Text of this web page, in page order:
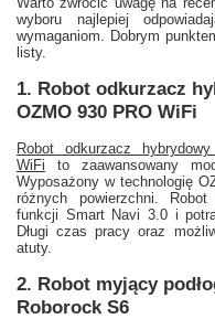
wyboru najlepiej
wymaganiom. Dobrym
listy.
1. Robot odkurzacz
OZMO 930 PRO WiFi
Robot odkurzacz
WiFi to zaawansowany
Wyposażony w technologię
różnych powierzchni.
funkcji Smart Navi 3.0 i
Długi czas pracy oraz
atuty.
2. Robot myjący
Roborock S6